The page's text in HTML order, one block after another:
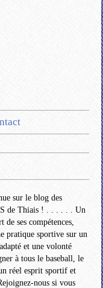
sur le blog des
de Thiais ! . . . . . . Un
de ses compétences,
pratique sportive sur un
et une volonté
à tous le baseball, le
réel esprit sportif et
nous si vous